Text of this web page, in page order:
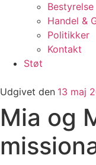
Bestyrelse
Handel &
Politikker
Kontakt
Støt
Udgivet den 13 maj
Mia og